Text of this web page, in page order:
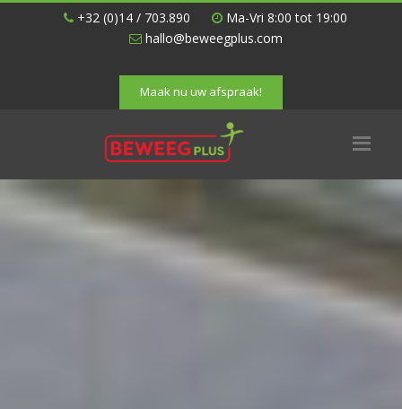
+32 (0)14 / 703.890
Ma-Vri 8:00 tot 19:00
hallo@beweegplus.com
Maak nu uw afspraak!